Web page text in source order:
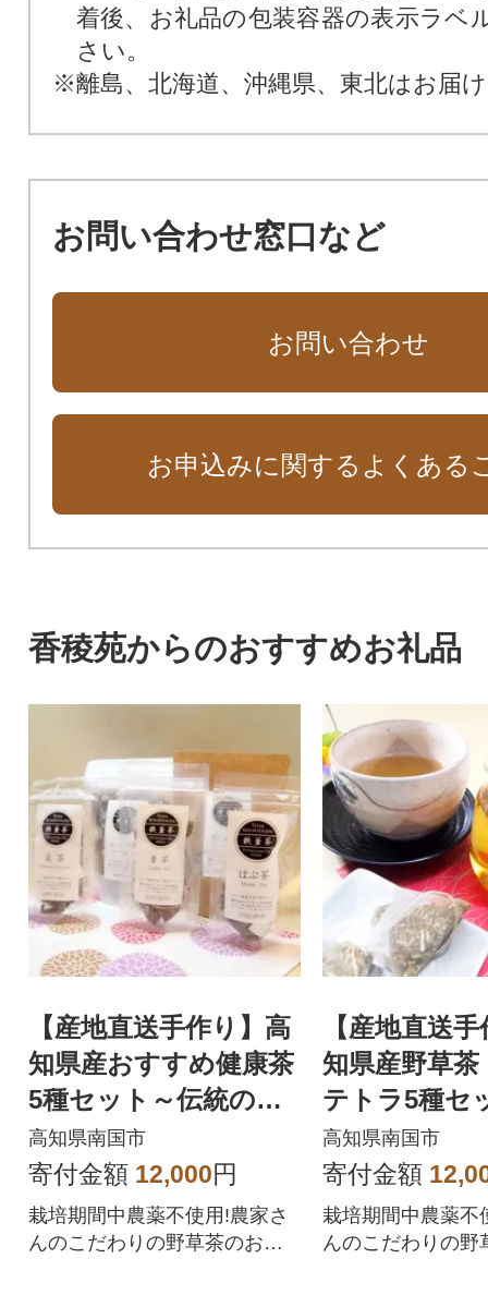
着後、お礼品の包装容器の表示ラベ
さい。
※離島、北海道、沖縄県、東北はお届
お問い合わせ窓口など
お問い合わせ
お申込みに関するよくある
香稜苑からのおすすめお礼品
【産地直送手作り】高
知県産おすすめ健康茶
5種セット～伝統の鉄
釜で使い職人が手炒り
～【お茶セット】
高知県南国市
寄付金額 12,000円
栽培期間中農薬不使用!農家さ
んのこだわりの野草茶のお茶
【産地直送
知県産野草
テトラ5種セ
統鉄釜で使
炒り～【お
高知県南国市
寄付金額
栽培期間中農薬不
んのこだわりの野